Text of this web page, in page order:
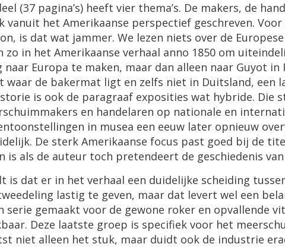
(37 pagina’s) heeft vier thema’s. De makers, de
vanuit het Amerikaanse perspectief geschreven. Voor
, is dat wat jammer. We lezen niets over de Europese
zo in het Amerikaanse verhaal anno 1850 om
naar Europa te maken, maar dan alleen naar Guyot in
waar de bakermat ligt en zelfs niet in Duitsland, een
is ook de paragraaf exposities wat hybride. Die
en handelaren op nationale en
in musea een eeuw later opnieuw
. De sterk Amerikaanse focus past goed bij de
is als de auteur toch pretendeert de geschiedenis van
is dat er in het verhaal een duidelijke scheiding
lastig te geven, maar dat levert wel een
serie gemaakt voor de gewone roker en opvallende
. Deze laatste groep is specifiek voor het
niet alleen het stuk, maar duidt ook de industrie